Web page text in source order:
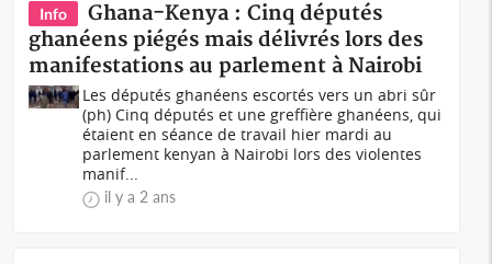
Info
Ghana-Kenya : Cinq députés
ghanéens piégés mais délivrés lors des
manifestations au parlement à Nairobi
Les députés ghanéens escortés vers un abri sûr
(ph) Cinq députés et une greffière ghanéens, qui
étaient en séance de travail hier mardi au
parlement kenyan à Nairobi lors des violentes
manif...
il y a 2 ans